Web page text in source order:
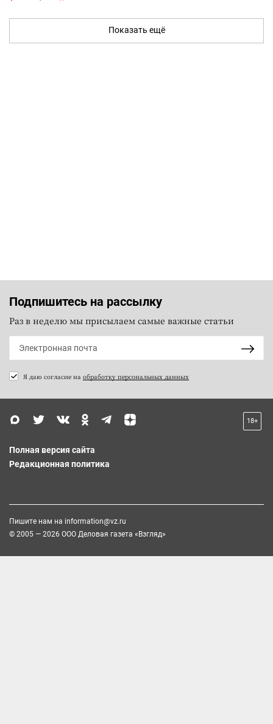
Показать ещё
Подпишитесь на рассылку
Раз в неделю мы присылаем самые важные статьи
Я даю согласие на обработку персональных данных
18+
Полная версия сайта
Редакционная политика
Пишите нам на information@vz.ru
© 2005 — 2026 ООО Деловая газета «Взгляд»